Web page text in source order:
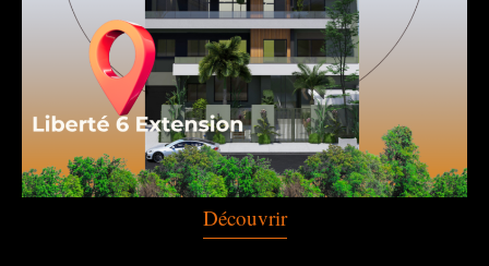
Découvrir